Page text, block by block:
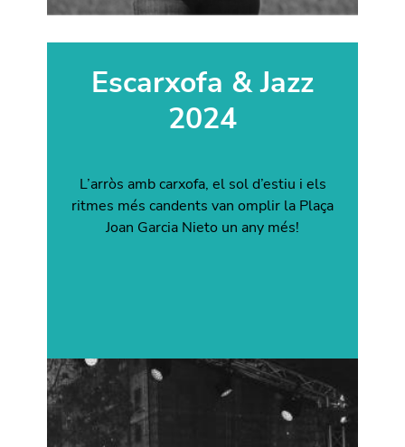
Escarxofa & Jazz
2024
L’arròs amb carxofa, el sol d’estiu i els
ritmes més candents van omplir la Plaça
Joan Garcia Nieto un any més!